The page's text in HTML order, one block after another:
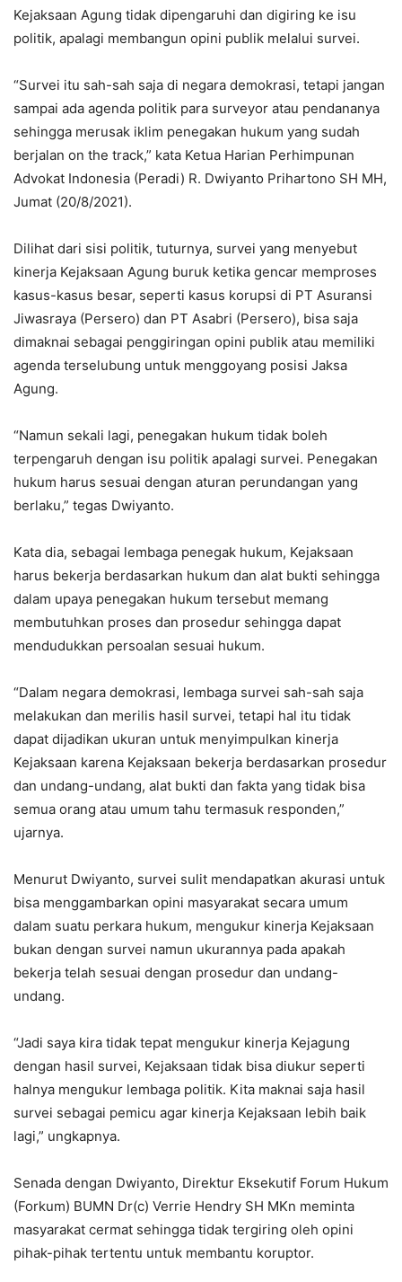
Kejaksaan Agung tidak dipengaruhi dan digiring ke isu
politik, apalagi membangun opini publik melalui survei.
“Survei itu sah-sah saja di negara demokrasi, tetapi jangan
sampai ada agenda politik para surveyor atau pendananya
sehingga merusak iklim penegakan hukum yang sudah
berjalan on the track,” kata Ketua Harian Perhimpunan
Advokat Indonesia (Peradi) R. Dwiyanto Prihartono SH MH,
Jumat (20/8/2021).
Dilihat dari sisi politik, tuturnya, survei yang menyebut
kinerja Kejaksaan Agung buruk ketika gencar memproses
kasus-kasus besar, seperti kasus korupsi di PT Asuransi
Jiwasraya (Persero) dan PT Asabri (Persero), bisa saja
dimaknai sebagai penggiringan opini publik atau memiliki
agenda terselubung untuk menggoyang posisi Jaksa
Agung.
“Namun sekali lagi, penegakan hukum tidak boleh
terpengaruh dengan isu politik apalagi survei. Penegakan
hukum harus sesuai dengan aturan perundangan yang
berlaku,” tegas Dwiyanto.
Kata dia, sebagai lembaga penegak hukum, Kejaksaan
harus bekerja berdasarkan hukum dan alat bukti sehingga
dalam upaya penegakan hukum tersebut memang
membutuhkan proses dan prosedur sehingga dapat
mendudukkan persoalan sesuai hukum.
“Dalam negara demokrasi, lembaga survei sah-sah saja
melakukan dan merilis hasil survei, tetapi hal itu tidak
dapat dijadikan ukuran untuk menyimpulkan kinerja
Kejaksaan karena Kejaksaan bekerja berdasarkan prosedur
dan undang-undang, alat bukti dan fakta yang tidak bisa
semua orang atau umum tahu termasuk responden,”
ujarnya.
Menurut Dwiyanto, survei sulit mendapatkan akurasi untuk
bisa menggambarkan opini masyarakat secara umum
dalam suatu perkara hukum, mengukur kinerja Kejaksaan
bukan dengan survei namun ukurannya pada apakah
bekerja telah sesuai dengan prosedur dan undang-
undang.
“Jadi saya kira tidak tepat mengukur kinerja Kejagung
dengan hasil survei, Kejaksaan tidak bisa diukur seperti
halnya mengukur lembaga politik. Kita maknai saja hasil
survei sebagai pemicu agar kinerja Kejaksaan lebih baik
lagi,” ungkapnya.
Senada dengan Dwiyanto, Direktur Eksekutif Forum Hukum
(Forkum) BUMN Dr(c) Verrie Hendry SH MKn meminta
masyarakat cermat sehingga tidak tergiring oleh opini
pihak-pihak tertentu untuk membantu koruptor.